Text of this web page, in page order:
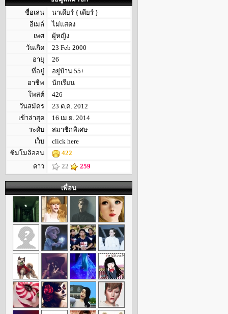
ชื่อเล่น
นาเดียร์ { เดียร์ }
อีเมล์
ไม่แสดง
เพศ
ผู้หญิง
วันเกิด
23 Feb 2000
อายุ
26
ที่อยู่
อยู่บ้าน 55+
อาชีพ
นักเรียน
โพสต์
426
วันสมัคร
23 ต.ค. 2012
เข้าล่าสุด
16 เม.ย. 2014
ระดับ
สมาชิกพิเศษ
เว็บ
click here
ซิมโมลิออน
422
ดาว
22 259
เพื่อน